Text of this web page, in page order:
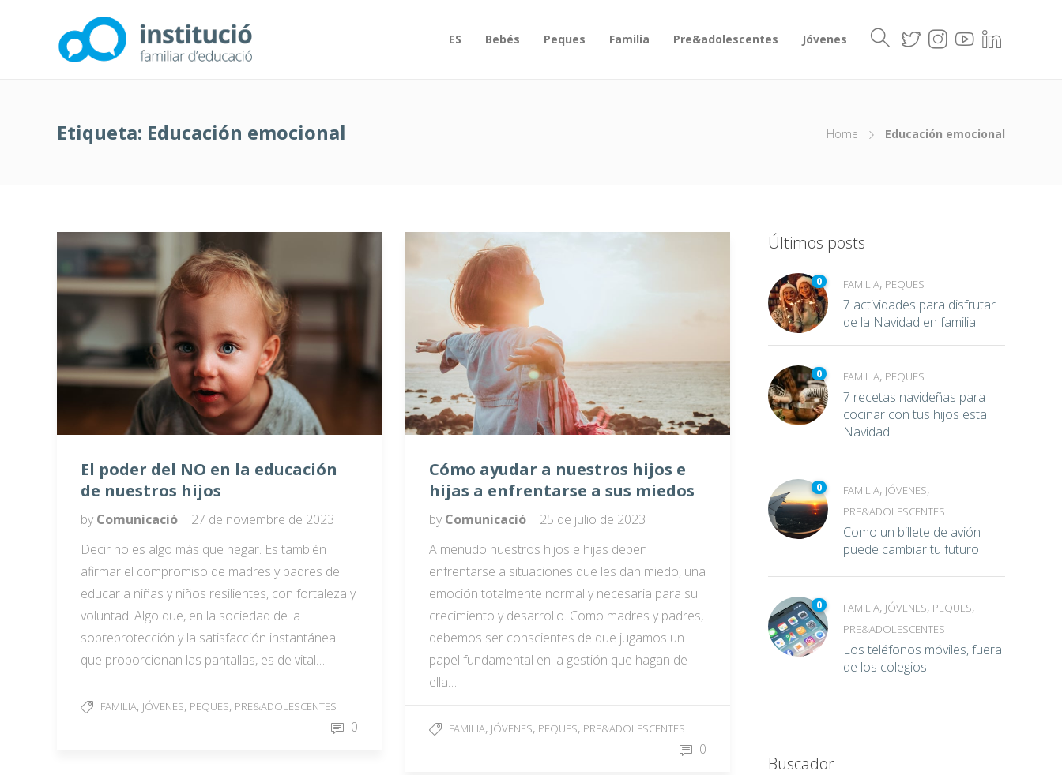
ES Bebés Peques Familia Pre&adolescentes Jóvenes
Etiqueta: Educación emocional Home Educación emocional
El poder del NO en la educación
de nuestros hijos
by Comunicació
27 de noviembre de 2023
Decir no es algo más que negar. Es también
afirmar el compromiso de madres y padres de
educar a niñas y niños resilientes, con fortaleza y
voluntad. Algo que, en la sociedad de la
sobreprotección y la satisfacción instantánea
que proporcionan las pantallas, es de vital…
FAMILIA, JÓVENES, PEQUES, PRE&ADOLESCENTES
0
Cómo ayudar a nuestros hijos e
hijas a enfrentarse a sus miedos
by Comunicació
25 de julio de 2023
A menudo nuestros hijos e hijas deben
enfrentarse a situaciones que les dan miedo, una
emoción totalmente normal y necesaria para su
crecimiento y desarrollo. Como madres y padres,
debemos ser conscientes de que jugamos un
papel fundamental en la gestión que hagan de
ella….
FAMILIA, JÓVENES, PEQUES, PRE&ADOLESCENTES
0
Últimos posts
0 FAMILIA, PEQUES
7 actividades para disfrutar
de la Navidad en familia
0 FAMILIA, PEQUES
7 recetas navideñas para
cocinar con tus hijos esta
Navidad
0 FAMILIA, JÓVENES,
PRE&ADOLESCENTES
Como un billete de avión
puede cambiar tu futuro
0 FAMILIA, JÓVENES, PEQUES,
PRE&ADOLESCENTES
Los teléfonos móviles, fuera
de los colegios
Buscador